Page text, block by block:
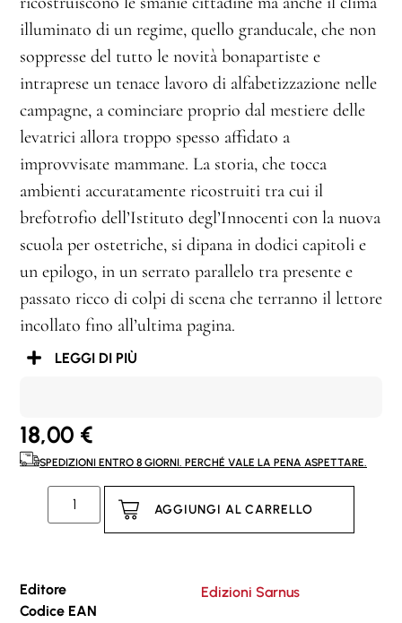
illuminato di un regime, quello granducale, che non
soppresse del tutto le novità bonapartiste e
intraprese un tenace lavoro di alfabetizzazione nelle
campagne, a cominciare proprio dal mestiere delle
levatrici allora troppo spesso affidato a
improvvisate mammane. La storia, che tocca
ambienti accuratamente ricostruiti tra cui il
brefotrofio dell’Istituto degl’Innocenti con la nuova
scuola per ostetriche, si dipana in dodici capitoli e
un epilogo, in un serrato parallelo tra presente e
passato ricco di colpi di scena che terranno il lettore
incollato fino all’ultima pagina.
LEGGI DI PIÙ
18,00 €
SPEDIZIONI ENTRO 8 GIORNI. PERCHÉ VALE LA PENA ASPETTARE.
AGGIUNGI AL CARRELLO
Editore
Edizioni Sarnus
Codice EAN